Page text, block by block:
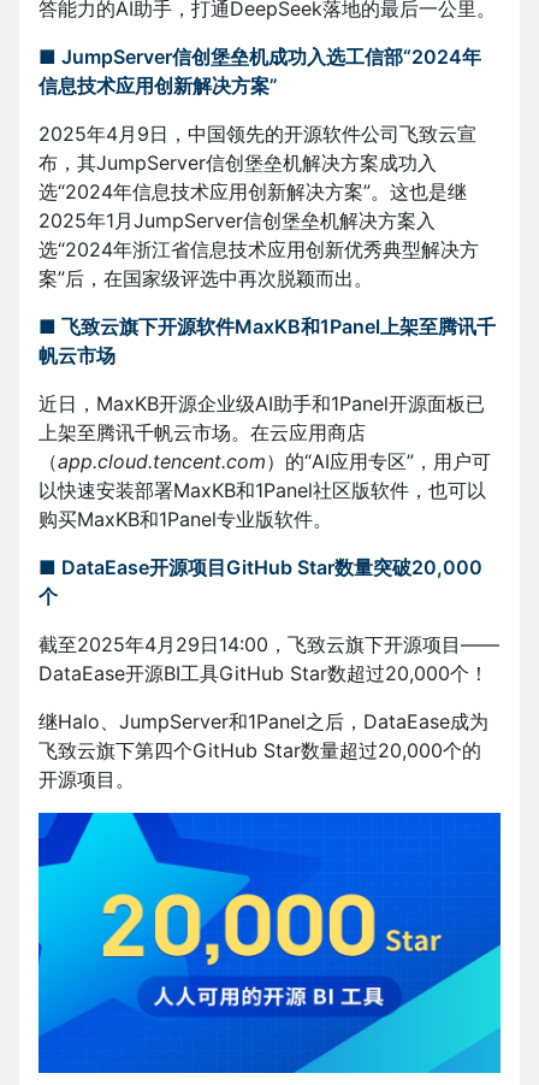
答能力的AI助手，打通DeepSeek落地的最后一公里。
■ JumpServer信创堡垒机成功入选工信部“2024年
信息技术应用创新解决方案”
2025年4月9日，中国领先的开源软件公司飞致云宣
布，其JumpServer信创堡垒机解决方案成功入
选“2024年信息技术应用创新解决方案”。这也是继
2025年1月JumpServer信创堡垒机解决方案入
选“2024年浙江省信息技术应用创新优秀典型解决方
案”后，在国家级评选中再次脱颖而出。
■ 飞致云旗下开源软件MaxKB和1Panel上架至腾讯千
帆云市场
近日，MaxKB开源企业级AI助手和1Panel开源面板已
上架至腾讯千帆云市场。在云应用商店
（app.cloud.tencent.com）的“AI应用专区”，用户可
以快速安装部署MaxKB和1Panel社区版软件，也可以
购买MaxKB和1Panel专业版软件。
■ DataEase开源项目GitHub Star数量突破20,000
个
截至2025年4月29日14:00，飞致云旗下开源项目——
DataEase开源BI工具GitHub Star数超过20,000个！
继Halo、JumpServer和1Panel之后，DataEase成为
飞致云旗下第四个GitHub Star数量超过20,000个的
开源项目。